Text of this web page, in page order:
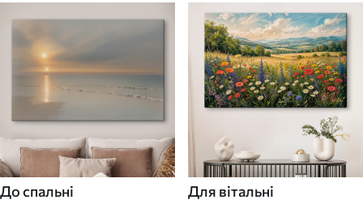
До спальні Для вітальні